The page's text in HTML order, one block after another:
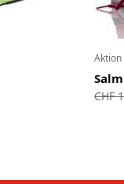
Aktion
CHF